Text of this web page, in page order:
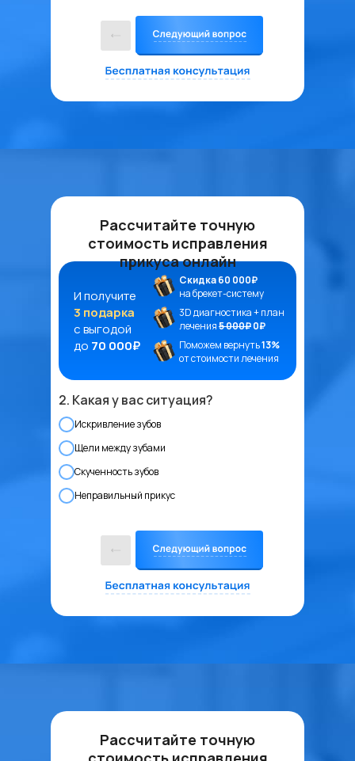
Поможем вернуть13%
от стоимости лечения
3D диагностика + план
лечения5 000₽0₽
Скидка 60 000₽
на брекет-систему
И получите
3 подарка
с выгодой
до 70 000₽
2. Какая у вас ситуация?
Рассчитайте точную
стоимость исправления
прикуса онлайн
Искривление зубов
Щели между зубами
Скученность зубов
Неправильный прикус
Рассчитайте точную